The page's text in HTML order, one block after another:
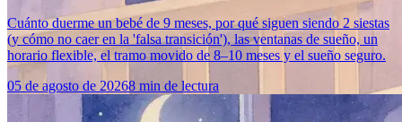
Cuánto duerme un bebé de 9 meses, por qué siguen siendo 2 siestas
(y cómo no caer en la 'falsa transición'), las ventanas de sueño, un
horario flexible, el tramo movido de 8–10 meses y el sueño seguro.
05 de agosto de 20268 min de lectura